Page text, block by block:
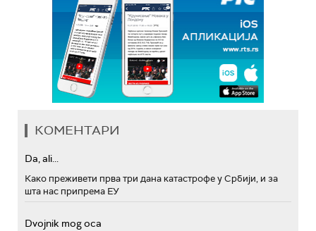
КОМЕНТАРИ
Da, ali...
Како преживети прва три дана катастрофе у Србији, и за
шта нас припрема ЕУ
Dvojnik mog oca